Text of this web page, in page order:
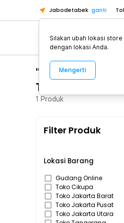
Jabodetabek ganti
"WA 0812
Terpercaya
1 Produk
Filter Produk
Lokasi Barang
Gudang Online
Toko Cikupa
Toko Jakarta Barat
Toko Jakarta Pusat
Toko Jakarta Utara
Silakan ubah lokasi store
dengan lokasi Anda.
Mengerti